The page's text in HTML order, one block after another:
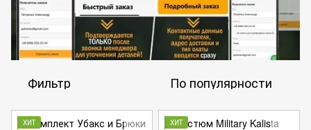
Фильтр По популярности
ХИТ
ХИТ